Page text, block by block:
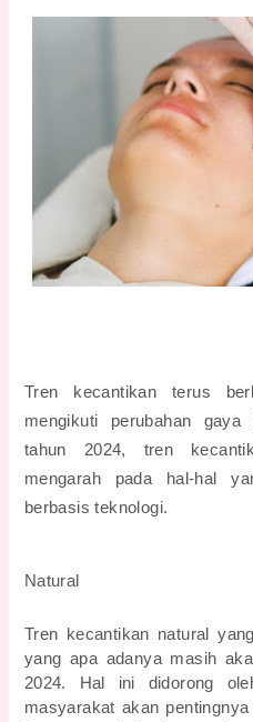
Tren kecantikan terus
mengikuti perubahan
tahun 2024, tren
mengarah pada hal-hal
berbasis teknologi.
Natural
Tren kecantikan natural
yang apa adanya masih
2024. Hal ini didorong
masyarakat akan